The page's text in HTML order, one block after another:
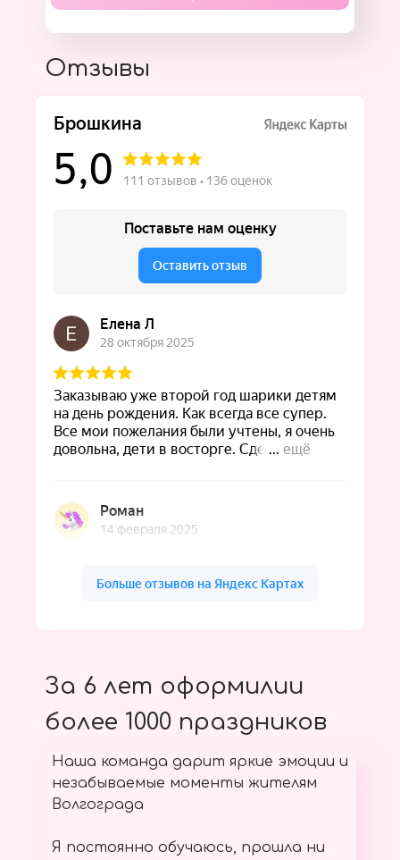
Отзывы
За 6 лет оформилии
более 1000 праздников
Наша команда дарит яркие эмоции и
незабываемые моменты жителям
Волгограда
Я постоянно обучаюсь, прошла ни